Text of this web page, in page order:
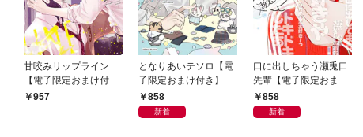
甘咬みリップライン
【電子限定おまけ付
き】957
となりあいテソロ【電
子限定おまけ付き】
858
新着
口に出しちゃう瀬兎口
先輩【電子限定おまけ
付き】
858
新着